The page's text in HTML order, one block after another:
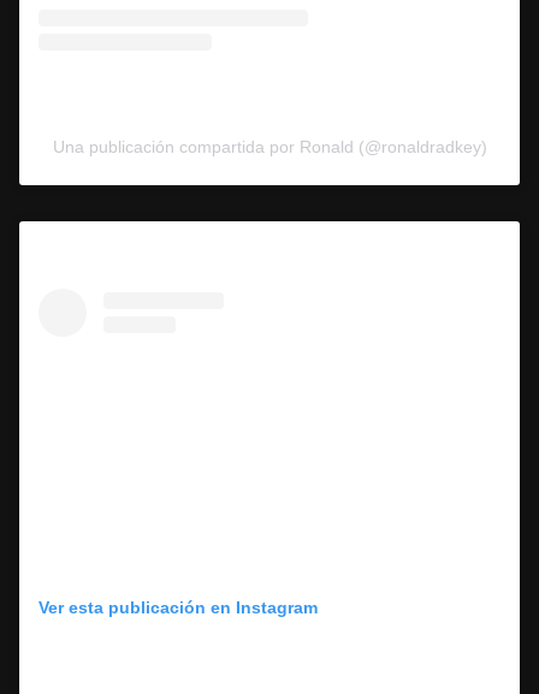
Una publicación compartida por Ronald (@ronaldradkey)
Ver esta publicación en Instagram